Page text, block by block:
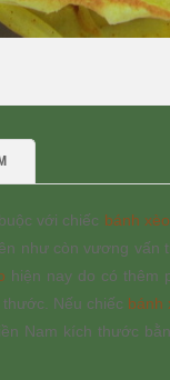
với chiếc bánh xèo
như còn vương vấn
hiện nay do có thêm
Nếu chiếc bánh
Nam kích thước